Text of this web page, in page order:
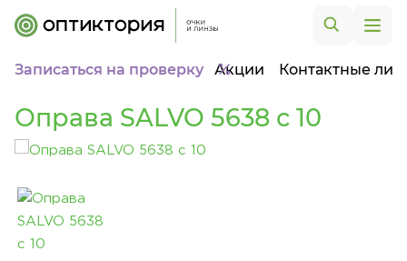
Записаться на проверку Акции Контактные
Оправа SALVO 5638 c 10